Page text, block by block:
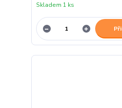
Skladem 1 ks